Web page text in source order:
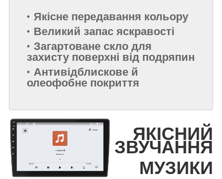
Якісне передавання кольору
Великий запас яскравості
Загартоване скло для
захисту поверхні від подряпин
Антивідблискове й
олеофобне покриття
ЯКІСНИЙ
ЗВУЧАННЯ
МУЗИКИ